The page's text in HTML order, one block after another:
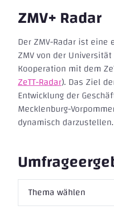
ZMV+ Radar
Der ZMV-Radar ist
ZMV von der
Kooperation mit dem
ZeTT-Radar). Das Ziel
Entwicklung der
Mecklenburg-
dynamisch darzustellen.